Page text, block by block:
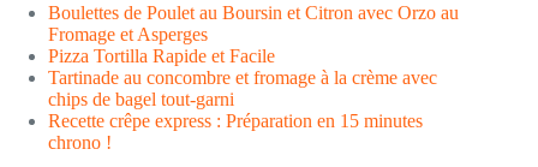
Boulettes de Poulet au Boursin et Citron avec Orzo au
Fromage et Asperges
Pizza Tortilla Rapide et Facile
Tartinade au concombre et fromage à la crème avec
chips de bagel tout-garni
Recette crêpe express : Préparation en 15 minutes
chrono !